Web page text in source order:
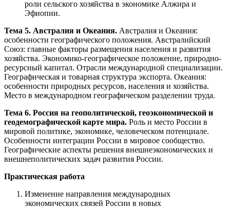
роли сельского хозяйства в экономике Алжира и
Эфиопии.
Тема 5. Австралия и Океания. Австралия и Океания:
особенности географического положения. Австралийский
Союз: главные факторы размещения населения и развития
хозяйства. Экономико-географическое положение, природно-
ресурсный капитал. Отрасли международной специализации.
Географическая и товарная структура экспорта. Океания:
особенности природных ресурсов, населения и хозяйства.
Место в международном географическом разделении труда.
Тема 6. Россия на геополитической, геоэкономической и
геодемографической карте мира. Роль и место России в
мировой политике, экономике, человеческом потенциале.
Особенности интеграции России в мировое сообщество.
Географические аспекты решения внешнеэкономических и
внешнеполитических задач развития России.
Практическая работа
Изменение направления международных
экономических связей России в новых